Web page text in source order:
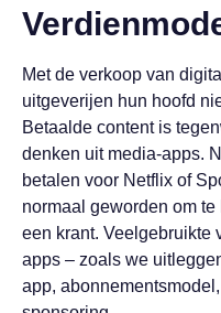
Met de verkoop van
uitgeverijen hun hoofd
Betaalde content is
denken uit media-apps.
betalen voor Netflix of
normaal geworden om
een krant. Veelgebruikte
apps – zoals we
app,